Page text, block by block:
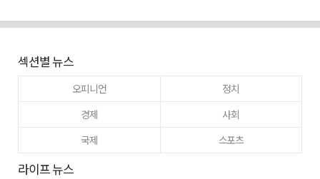
섹션별 뉴스
오피니언
정치
경제
사회
국제
스포츠
라이프 뉴스